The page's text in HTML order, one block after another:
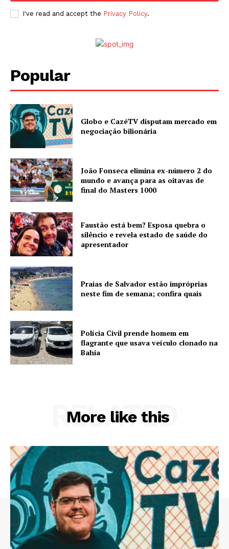
I've read and accept the Privacy Policy.
Popular
Globo e CazéTV disputam mercado em
negociação bilionária
João Fonseca elimina ex-número 2 do
mundo e avança para as oitavas de
final do Masters 1000
Faustão está bem? Esposa quebra o
silêncio e revela estado de saúde do
apresentador
Praias de Salvador estão impróprias
neste fim de semana; confira quais
Polícia Civil prende homem em
flagrante que usava veículo clonado na
Bahia
More like this
RELATED